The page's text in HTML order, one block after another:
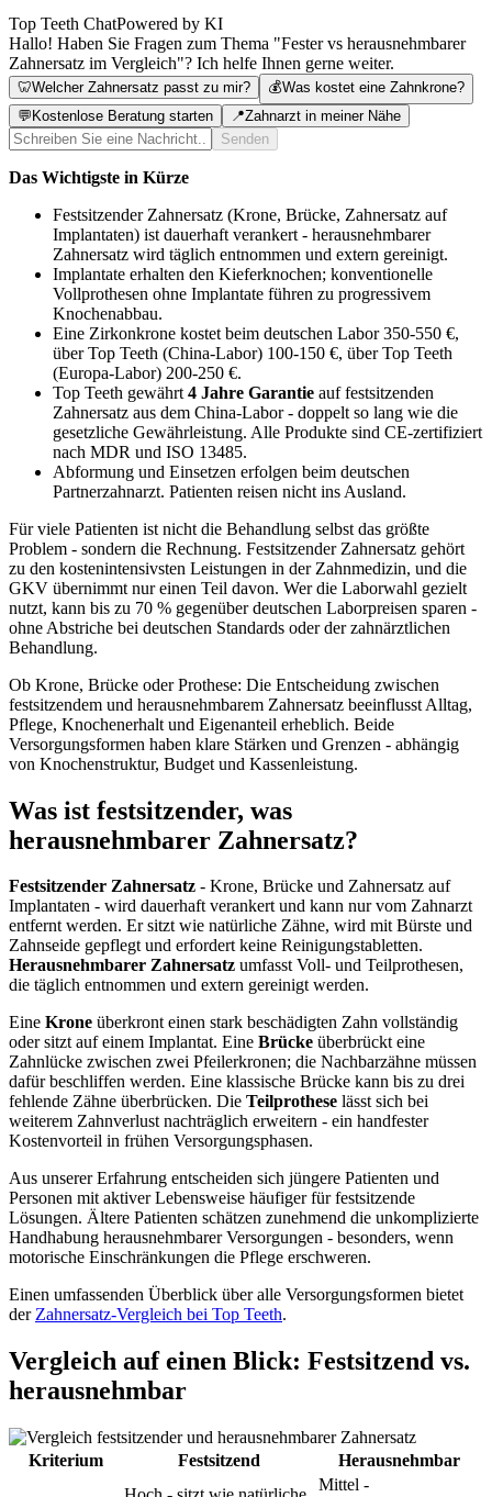
Top Teeth ChatPowered by KI
Hallo! Haben Sie Fragen zum Thema "Fester vs herausnehmbarer
Zahnersatz im Vergleich"? Ich helfe Ihnen gerne weiter.
🦷Welcher Zahnersatz passt zu mir? 💰Was kostet eine Zahnkrone?
💬Kostenlose Beratung starten 📍Zahnarzt in meiner Nähe
Senden
Das Wichtigste in Kürze
Festsitzender Zahnersatz (Krone, Brücke, Zahnersatz auf
Implantaten) ist dauerhaft verankert - herausnehmbarer
Zahnersatz wird täglich entnommen und extern gereinigt.
Implantate erhalten den Kieferknochen; konventionelle
Vollprothesen ohne Implantate führen zu progressivem
Knochenabbau.
Eine Zirkonkrone kostet beim deutschen Labor 350-550 €,
über Top Teeth (China-Labor) 100-150 €, über Top Teeth
(Europa-Labor) 200-250 €.
Top Teeth gewährt 4 Jahre Garantie auf festsitzenden
Zahnersatz aus dem China-Labor - doppelt so lang wie die
gesetzliche Gewährleistung. Alle Produkte sind CE-zertifiziert
nach MDR und ISO 13485.
Abformung und Einsetzen erfolgen beim deutschen
Partnerzahnarzt. Patienten reisen nicht ins Ausland.
Für viele Patienten ist nicht die Behandlung selbst das größte
Problem - sondern die Rechnung. Festsitzender Zahnersatz gehört
zu den kostenintensivsten Leistungen in der Zahnmedizin, und die
GKV übernimmt nur einen Teil davon. Wer die Laborwahl gezielt
nutzt, kann bis zu 70 % gegenüber deutschen Laborpreisen sparen -
ohne Abstriche bei deutschen Standards oder der zahnärztlichen
Behandlung.
Ob Krone, Brücke oder Prothese: Die Entscheidung zwischen
festsitzendem und herausnehmbarem Zahnersatz beeinflusst Alltag,
Pflege, Knochenerhalt und Eigenanteil erheblich. Beide
Versorgungsformen haben klare Stärken und Grenzen - abhängig
von Knochenstruktur, Budget und Kassenleistung.
Was ist festsitzender, was
herausnehmbarer Zahnersatz?
Festsitzender Zahnersatz - Krone, Brücke und Zahnersatz auf
Implantaten - wird dauerhaft verankert und kann nur vom Zahnarzt
entfernt werden. Er sitzt wie natürliche Zähne, wird mit Bürste und
Zahnseide gepflegt und erfordert keine Reinigungstabletten.
Herausnehmbarer Zahnersatz umfasst Voll- und Teilprothesen,
die täglich entnommen und extern gereinigt werden.
Eine Krone überkront einen stark beschädigten Zahn vollständig
oder sitzt auf einem Implantat. Eine Brücke überbrückt eine
Zahnlücke zwischen zwei Pfeilerkronen; die Nachbarzähne müssen
dafür beschliffen werden. Eine klassische Brücke kann bis zu drei
fehlende Zähne überbrücken. Die Teilprothese lässt sich bei
weiterem Zahnverlust nachträglich erweitern - ein handfester
Kostenvorteil in frühen Versorgungsphasen.
Aus unserer Erfahrung entscheiden sich jüngere Patienten und
Personen mit aktiver Lebensweise häufiger für festsitzende
Lösungen. Ältere Patienten schätzen zunehmend die unkomplizierte
Handhabung herausnehmbarer Versorgungen - besonders, wenn
motorische Einschränkungen die Pflege erschweren.
Einen umfassenden Überblick über alle Versorgungsformen bietet
derZahnersatz-Vergleich bei Top Teeth.
Vergleich auf einen Blick: Festsitzend vs.
herausnehmbar
Kriterium Festsitzend Herausnehmbar
Mittel -